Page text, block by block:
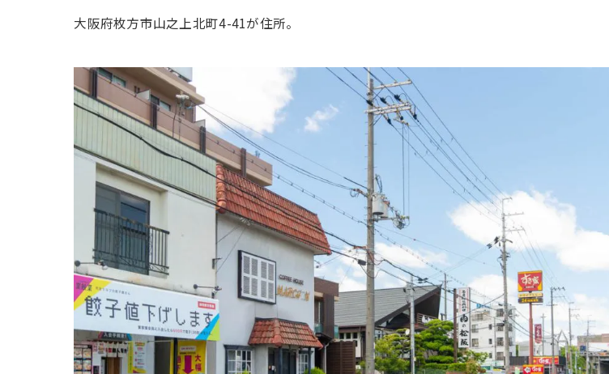
大阪府枚方市山之上北町4-41が住所。